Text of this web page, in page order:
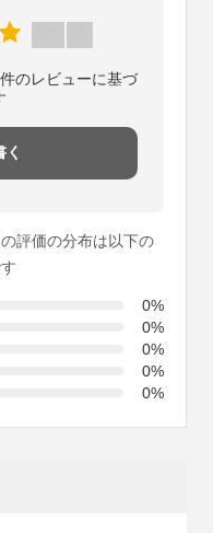
のレビューに基づ
く
評価の分布は以下の
0%
0%
0%
0%
0%